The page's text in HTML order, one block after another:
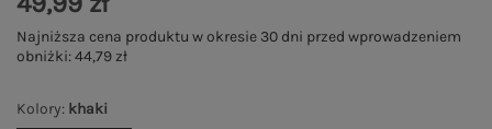
Kolory: khaki
Najniższa cena produktu w okresie 30 dni przed wprowadzeniem
obniżki:44,79 zł